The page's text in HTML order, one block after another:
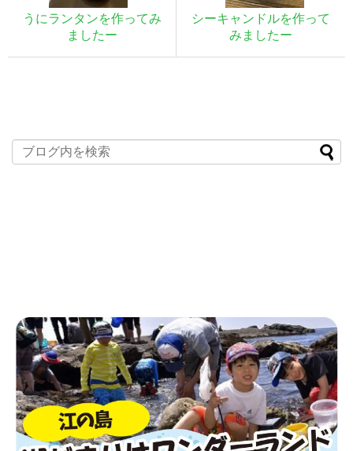
うにランタンを作ってみ
ましたー
シーキャンドルを作って
みましたー